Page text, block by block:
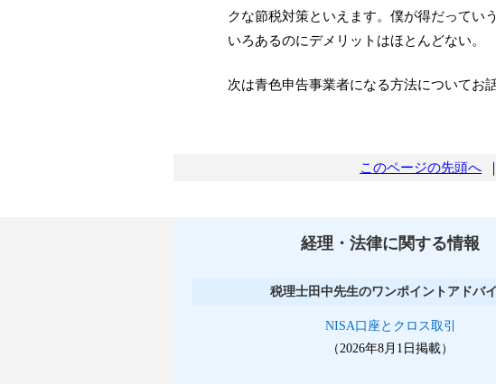
クな節税対策といえます。僕が得だってい
いろあるのにデメリットはほとんどない。
次は青色申告事業者になる方法についてお
｜
このページの先頭へ
経理・法律に関する情報
税理士田中先生のワンポイントアドバ
NISA口座とクロス取引
（2026年8月1日掲載）